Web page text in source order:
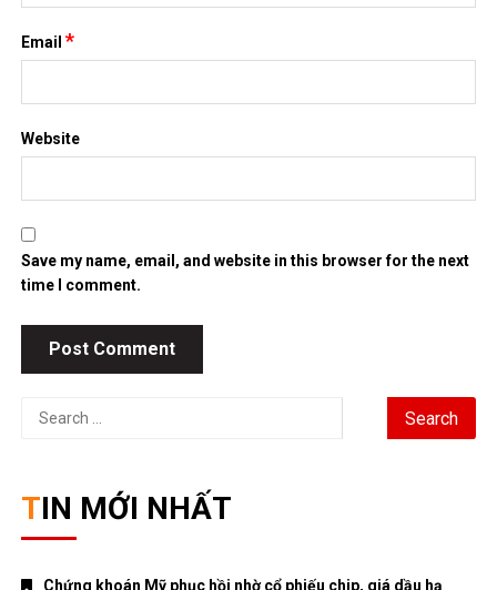
Email*
Website
Save my name, email, and website in this browser for the next
time I comment.
Search
TIN MỚI NHẤT
Chứng khoán Mỹ phục hồi nhờ cổ phiếu chip, giá dầu hạ